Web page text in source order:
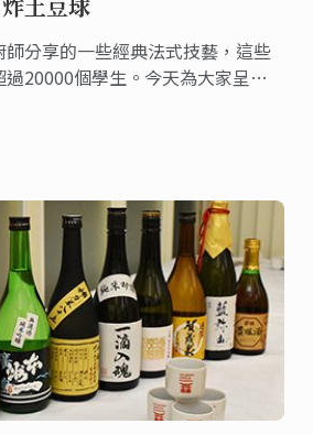
土豆球
分享的一些經典法式技藝，這些
20000個學生。今天為大家呈現